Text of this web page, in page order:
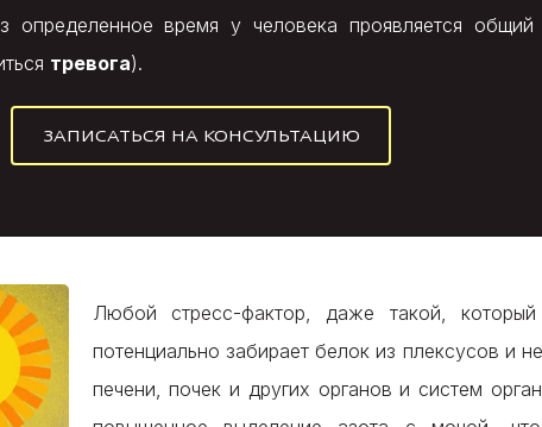
определенное время у человека проявляется общий
тревога).
ЗАПИСАТЬСЯ НА КОНСУЛЬТАЦИЮ
Любой стресс-фактор, даже такой,
потенциально забирает белок из плексусов и
печени, почек и других органов и систем